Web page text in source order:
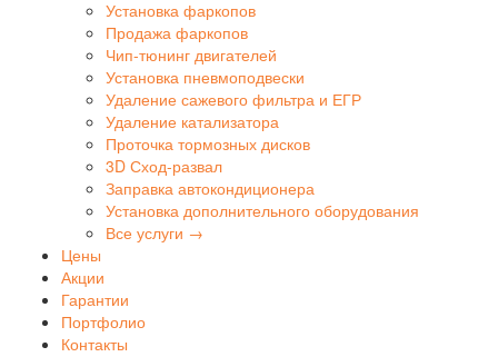
Установка фаркопов
Продажа фаркопов
Чип-тюнинг двигателей
Установка пневмоподвески
Удаление сажевого фильтра и ЕГР
Удаление катализатора
Проточка тормозных дисков
3D Сход-развал
Заправка автокондиционера
Установка дополнительного оборудования
Все услуги →
Цены
Акции
Гарантии
Портфолио
Контакты